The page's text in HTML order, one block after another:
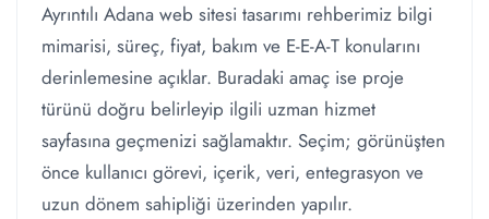
Ayrıntılı Adana web sitesi tasarımı rehberimiz bilgi
mimarisi, süreç, fiyat, bakım ve E-E-A-T konularını
derinlemesine açıklar. Buradaki amaç ise proje
türünü doğru belirleyip ilgili uzman hizmet
sayfasına geçmenizi sağlamaktır. Seçim; görünüşten
önce kullanıcı görevi, içerik, veri, entegrasyon ve
uzun dönem sahipliği üzerinden yapılır.